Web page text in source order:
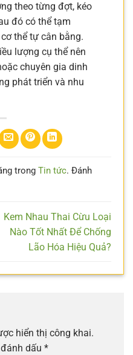
theo từng đợt, kéo
đó có thể tạm
thể tự cân bằng.
lượng cụ thể nên
chuyên gia dinh
phát triển và nhu
trong Tin tức. Đánh
Kem Nhau Thai Cừu Loại
Nào Tốt Nhất Để Chống
Lão Hóa Hiệu Quả?
hiển thị công khai.
dấu *